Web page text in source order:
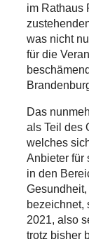
im Rathaus
was nicht
für die
Das
als Teil des
welches
Anbieter für
in den
bezeichnet,
2021, also
trotz bisher